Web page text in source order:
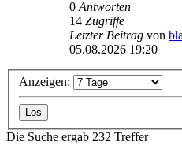
0 Antworten
14 Zugriffe
Letzter Beitrag von
05.08.2026 19:20
Anzeigen:
Die Suche ergab 232 Treffer